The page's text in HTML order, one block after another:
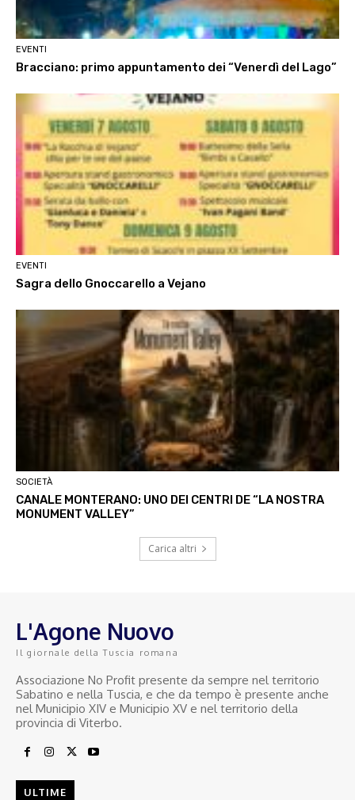
EVENTI
Bracciano: primo appuntamento dei “Venerdì del Lago”
EVENTI
Sagra dello Gnoccarello a Vejano
SOCIETÀ
CANALE MONTERANO: UNO DEI CENTRI DE “LA NOSTRA
MONUMENT VALLEY”
Carica altri
L'Agone Nuovo
Il giornale della Tuscia romana
Associazione No Profit presente da sempre nel territorio
Sabatino e nella Tuscia, e che da tempo è presente anche
nel Municipio XIV e Municipio XV e nel territorio della
provincia di Viterbo.
ULTIME